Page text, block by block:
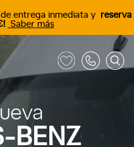
de entrega inmediata y reserva
Saber más
BENZ